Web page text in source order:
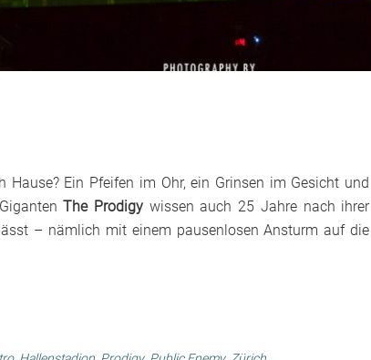
Ein Pfeifen im Ohr, ein Grinsen im Gesicht und
The Prodigy wissen auch 25 Jahre nach ihrer
– nämlich mit einem pausenlosen Ansturm auf die